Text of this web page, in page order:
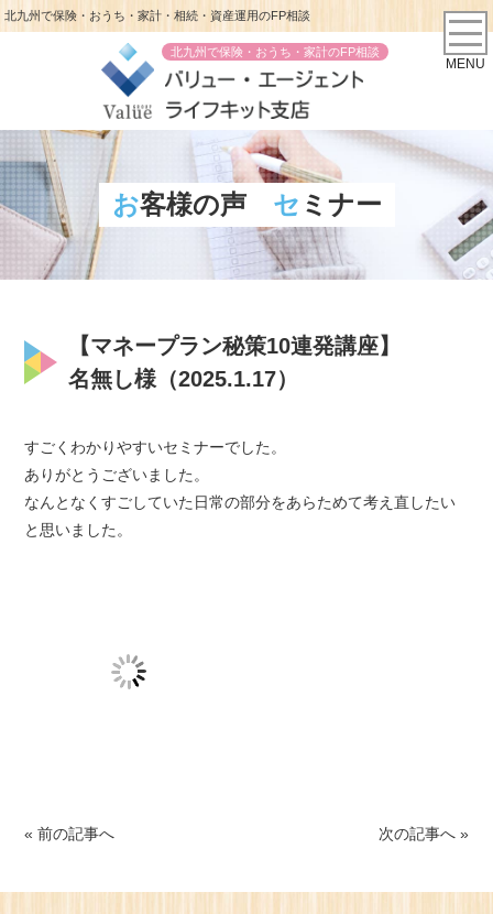
北九州で保険・おうち・家計・相続・資産運用のFP相談
北九州で保険・おうち・家計のFP相談
MENU
お客様の声 セミナー
【マネープラン秘策10連発講座】
名無し様（2025.1.17）
すごくわかりやすいセミナーでした。
ありがとうございました。
なんとなくすごしていた日常の部分をあらためて考え直したい
と思いました。
« 前の記事へ 次の記事へ »